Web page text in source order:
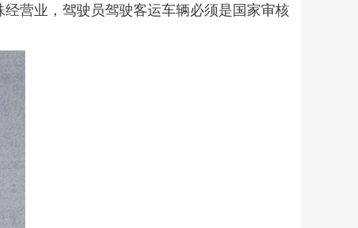
营业，驾驶员驾驶客运车辆必须是国家审核